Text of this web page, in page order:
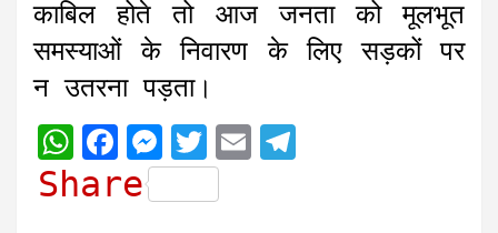
काबिल होते तो आज जनता को मूलभूत
समस्याओं के निवारण के लिए सड़कों पर
न उतरना पड़ता।
W
h
F
a
M
e
s
T
w
i
E
Share